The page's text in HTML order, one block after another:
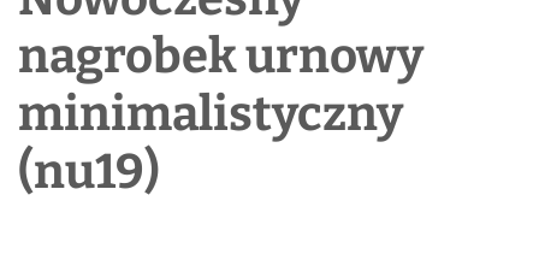
nagrobek urnowy
minimalistyczny
(nu19)